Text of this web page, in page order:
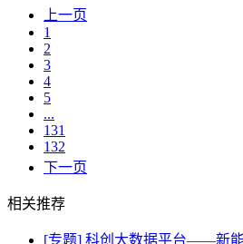
上一页
1
2
3
4
5
...
131
132
下一页
相关推荐
[专题] 科创大数据平台——新